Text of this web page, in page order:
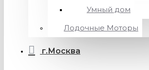
Умный дом
Лодочные Моторы
г.Москва